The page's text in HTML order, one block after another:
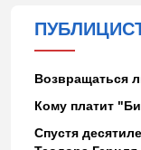
Возвращаться
Кому платит
Спустя